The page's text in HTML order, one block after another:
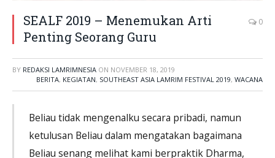
SEALF 2019 – Menemukan Arti
Penting Seorang Guru
0
BY REDAKSI LAMRIMNESIA ON NOVEMBER 18, 2019
BERITA, KEGIATAN, SOUTHEAST ASIA LAMRIM FESTIVAL 2019, WACANA
Beliau tidak mengenalku secara pribadi, namun
ketulusan Beliau dalam mengatakan bagaimana
Beliau senang melihat kami berpraktik Dharma,